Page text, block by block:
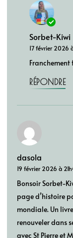
Sorbet-Kiwi
17 février 2026
RÉPONDRE
dasola
19 février 2026 à
Bonsoir Sorbet-
page d’histoire
mondiale. Un
renouveler dans
avec St Pierre et